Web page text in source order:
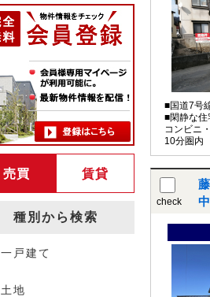
■国道7号
■閑静な住
コンビニ
10分圏内
check
売買 賃貸
種別から検索
一戸建て
土地
弘前賃貸情報